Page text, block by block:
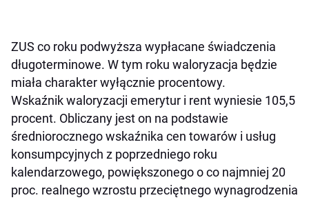
ZUS co roku podwyższa wypłacane świadczenia
długoterminowe. W tym roku waloryzacja będzie
miała charakter wyłącznie procentowy.
Wskaźnik waloryzacji emerytur i rent wyniesie 105,5
procent. Obliczany jest on na podstawie
średniorocznego wskaźnika cen towarów i usług
konsumpcyjnych z poprzedniego roku
kalendarzowego, powiększonego o co najmniej 20
proc. realnego wzrostu przeciętnego wynagrodzenia